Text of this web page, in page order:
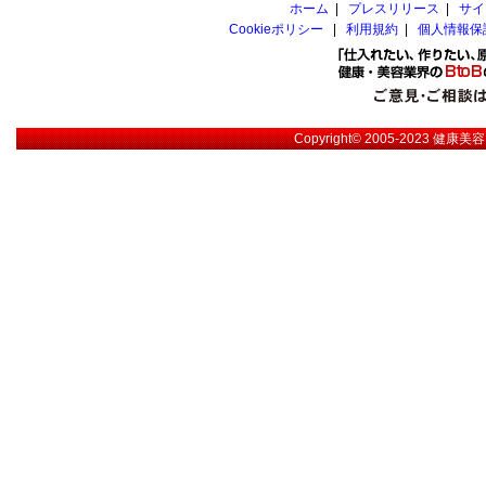
ホーム
プレスリリース
サ
Cookieポリシー
利用規約 個人情報
Copyright© 2005-2023健康美